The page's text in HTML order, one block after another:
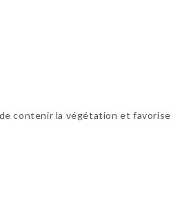
contenir la végétation et